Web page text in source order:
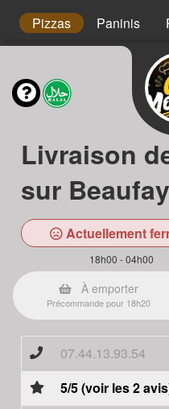
Pizzas Paninis
Livraison
sur
Actuellement
18h00 - 04h00
À emporter
Précommande pour 18h20
07.44.13.93.54
5/5 (voir les 2